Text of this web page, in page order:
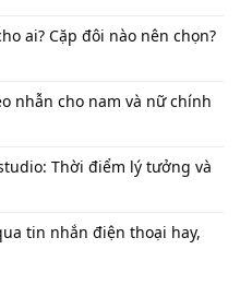
ai? Cặp đôi nào nên chọn?
nhẫn cho nam và nữ chính
Thời điểm lý tưởng và
tin nhắn​ điện thoại hay,